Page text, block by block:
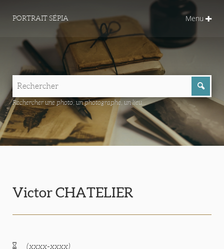
PORTRAIT SÉPIA Menu
Rechercher une photo, un photographe, un lieu...
Victor CHATELIER
(xxxx-xxxx)